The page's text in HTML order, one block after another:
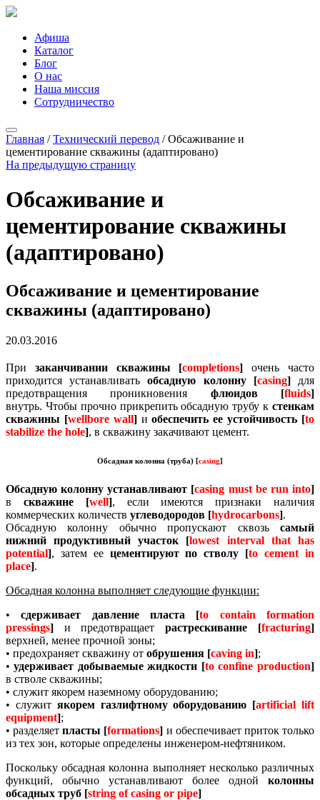
Афиша
Каталог
Блог
О нас
Наша миссия
Сотрудничество
Главная / Технический перевод / Обсаживание и
цементирование скважины (адаптировано)
На предыдущую страницу
Обсаживание и
цементирование скважины
(адаптировано)
Обсаживание и цементирование
скважины (адаптировано)
20.03.2016
При заканчивании скважины [completions] очень часто
приходится устанавливатьобсадную колонну [casing]для
предотвращения проникновения флюидов [fluids]
внутрь. Чтобы прочно прикрепить обсадную трубу кстенкам
скважины [wellbore wall]иобеспечить ее устойчивость [to
stabilize the hole], в скважину закачивают цемент.
Обсадная колонна (труба) [сasing]
Обсадную колонну устанавливают [casing must be run into]
в скважине [well], если имеются признаки наличия
коммерческих количеств углеводородов [hydrocarbons].
Обсадную колонну обычно пропускают сквозь самый
нижний продуктивный участок [lowest interval that has
potential], затем ее цементируют по стволу [to cement in
place].
Обсадная колонна выполняет следующие функции:
•сдерживает давление пласта [to contain formation
pressings] и предотвращаетрастрескивание [fracturing]
верхней, менее прочной зоны;
• предохраняет скважину от обрушения [caving in];
•удерживает добываемые жидкости [to confine production]
в стволе скважины;
• служит якорем наземному оборудованию;
• служит якорем газлифтному оборудованию [artificial lift
equipment];
• разделяетпласты [formations] и обеспечивает приток только
из тех зон, которые определены инженером-нефтяником.
Поскольку обсадная колонна выполняет несколько различных
функций, обычно устанавливают более одной колонны
обсадных труб [string of casing or pipe]